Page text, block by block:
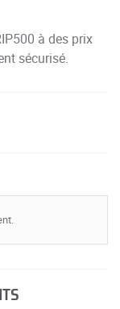
à des prix
sécurisé.